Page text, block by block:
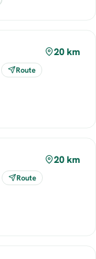
20 km
Route
20 km
Route